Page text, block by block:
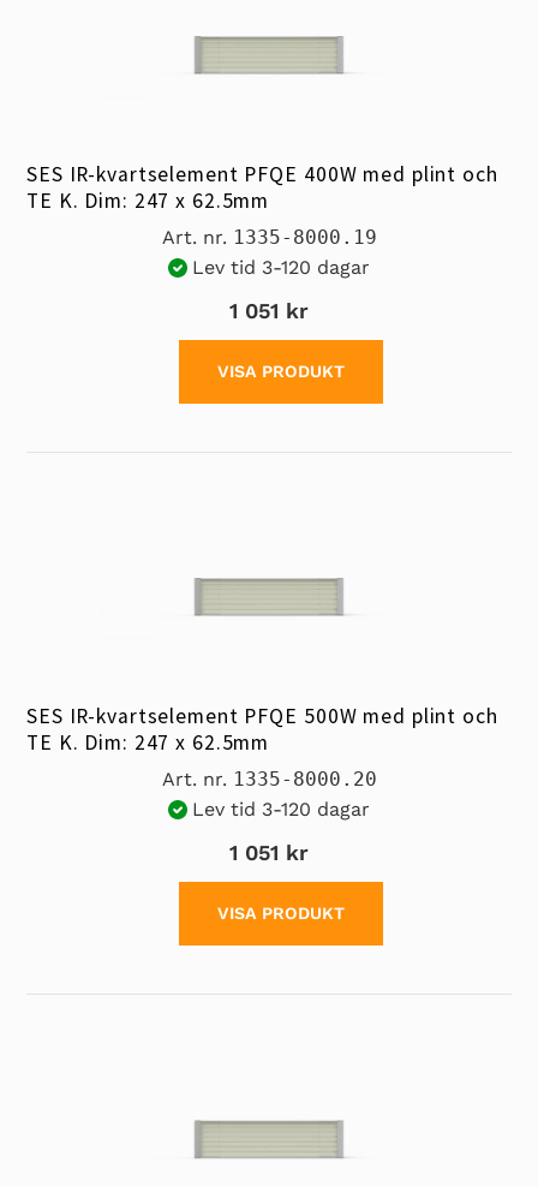
SES IR-kvartselement PFQE 400W med plint och
TE K. Dim: 247 x 62.5mm
Art. nr. 1335-8000.19
Lev tid 3-120 dagar
1 051 kr
VISA PRODUKT
SES IR-kvartselement PFQE 500W med plint och
TE K. Dim: 247 x 62.5mm
Art. nr. 1335-8000.20
Lev tid 3-120 dagar
1 051 kr
VISA PRODUKT